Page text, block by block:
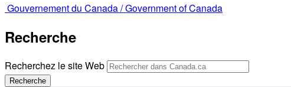
Gouvernement du Canada /Government of Canada
Recherche
Recherchez le site Web
Recherche